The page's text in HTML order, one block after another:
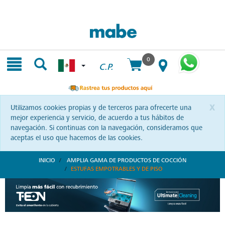
C.P.
0
x
Utilizamos cookies propias y de terceros para ofrecerte una
mejor experiencia y servicio, de acuerdo a tus hábitos de
navegación. Si continuas con la navegación, consideramos que
aceptas el uso que hacemos de las cookies.
INICIO
AMPLIA GAMA DE PRODUCTOS DE COCCIÓN
ESTUFAS EMPOTRABLES Y DE PISO